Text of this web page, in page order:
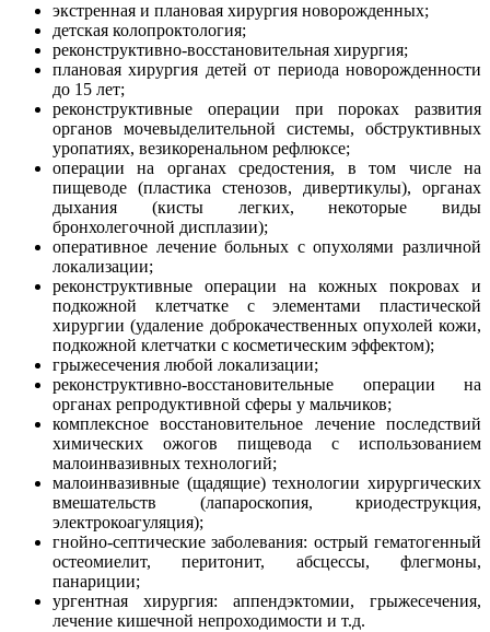
экстренная и плановая хирургия новорожденных;
детская колопроктология;
реконструктивно-восстановительная хирургия;
плановая хирургия детей от периода новорожденности
до 15 лет;
реконструктивные операции при пороках развития
органов мочевыделительной системы, обструктивных
уропатиях, везикоренальном рефлюксе;
операции на органах средостения, в том числе на
пищеводе (пластика стенозов, дивертикулы), органах
дыхания (кисты легких, некоторые виды
бронхолегочной дисплазии);
оперативное лечение больных с опухолями различной
локализации;
реконструктивные операции на кожных покровах и
подкожной клетчатке с элементами пластической
хирургии (удаление доброкачественных опухолей кожи,
подкожной клетчатки с косметическим эффектом);
грыжесечения любой локализации;
реконструктивно-восстановительные операции на
органах репродуктивной сферы у мальчиков;
комплексное восстановительное лечение последствий
химических ожогов пищевода с использованием
малоинвазивных технологий;
малоинвазивные (щадящие) технологии хирургических
вмешательств (лапароскопия, криодеструкция,
электрокоагуляция);
гнойно-септические заболевания: острый гематогенный
остеомиелит, перитонит, абсцессы, флегмоны,
панариции;
ургентная хирургия: аппендэктомии, грыжесечения,
лечение кишечной непроходимости и т.д.